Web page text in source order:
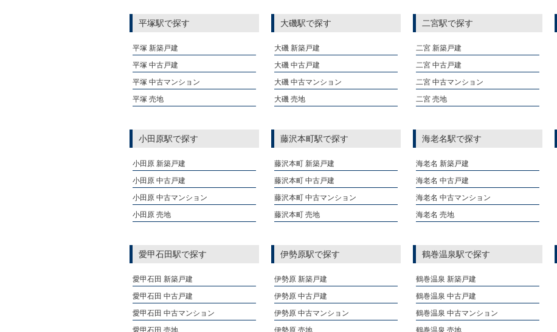
平塚駅で探す
平塚 新築戸建
平塚 中古戸建
平塚 中古マンション
平塚 売地
大磯駅で探す
大磯 新築戸建
大磯 中古戸建
大磯 中古マンション
大磯 売地
二宮駅で探す
二宮 新築戸建
二宮 中古戸建
二宮 中古マンション
二宮 売地
小田原駅で探す
小田原 新築戸建
小田原 中古戸建
小田原 中古マンション
小田原 売地
藤沢本町駅で探す
藤沢本町 新築戸建
藤沢本町 中古戸建
藤沢本町 中古マンション
藤沢本町 売地
海老名駅で探す
海老名 新築戸建
海老名 中古戸建
海老名 中古マンション
海老名 売地
愛甲石田駅で探す
愛甲石田 新築戸建
愛甲石田 中古戸建
愛甲石田 中古マンション
愛甲石田 売地
伊勢原駅で探す
伊勢原 新築戸建
伊勢原 中古戸建
伊勢原 中古マンション
伊勢原 売地
鶴巻温泉駅で探す
鶴巻温泉 新築戸建
鶴巻温泉 中古戸建
鶴巻温泉 中古マンション
鶴巻温泉 売地